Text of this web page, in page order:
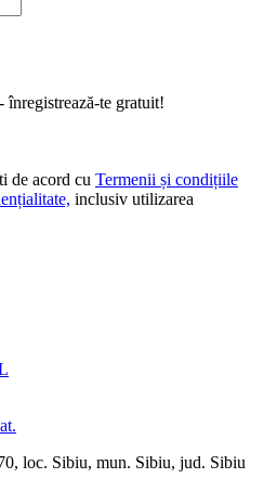
te gratuit!
de acord cu Termenii și condițiile
inclusiv utilizarea
loc. Sibiu, mun. Sibiu, jud. Sibiu